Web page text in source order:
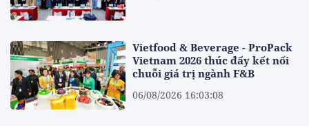
Vietfood & Beverage - ProPack
Vietnam 2026 thúc đẩy kết nối
chuỗi giá trị ngành F&B
06/08/2026 16:03:08